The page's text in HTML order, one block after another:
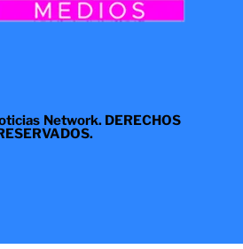
Network. DERECHOS